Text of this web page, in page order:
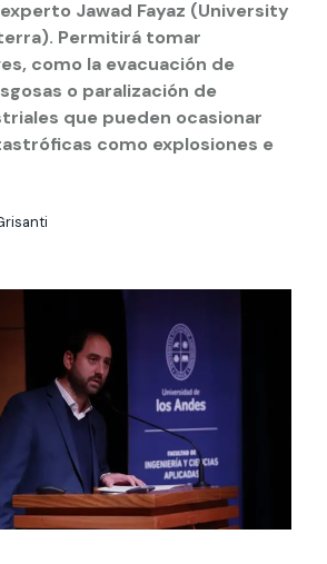
y
International
Facultades
2025
la
Filantropía y Donaciones
Explora el campus
Uandes
estudiantiles
Jawad Fayaz (University
Permitirá tomar
como la evacuación de
o paralización de
que pueden ocasionar
como explosiones e